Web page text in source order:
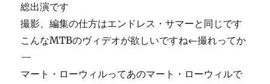
総出演です
撮影、編集の仕方はエンドレス・サマーと同じです
こんなMTBのヴィデオが欲しいですね←撮れってか
—
マート・ローウィルってあのマート・ローウィルで